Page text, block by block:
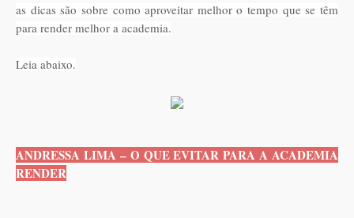
as dicas são sobre como aproveitar melhor o tempo que se têm
para render melhor a academia.
Leia abaixo.
ANDRESSA LIMA – O QUE EVITAR PARA A ACADEMIA
RENDER